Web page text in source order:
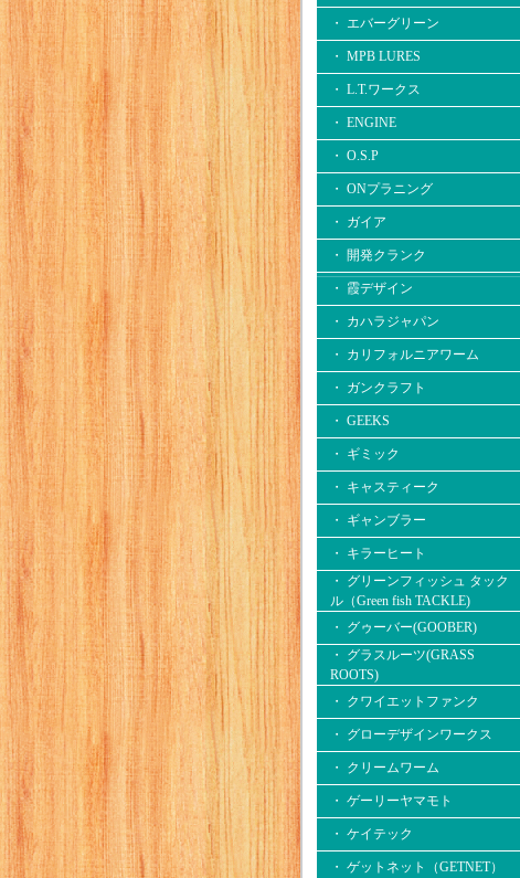
・ エバーグリーン
・ MPB LURES
・ L.T.ワークス
・ ENGINE
・ O.S.P
・ ONプラニング
・ ガイア
・ 開発クランク
・ 霞デザイン
・ カハラジャパン
・ カリフォルニアワーム
・ ガンクラフト
・ GEEKS
・ ギミック
・ キャスティーク
・ ギャンブラー
・ キラーヒート
・ グリーンフィッシュ タック
ル（Green fish TACKLE)
・ グゥーバー(GOOBER)
・ グラスルーツ(GRASS
ROOTS)
・ クワイエットファンク
・ グローデザインワークス
・ クリームワーム
・ ゲーリーヤマモト
・ ケイテック
・ ゲットネット（GETNET）